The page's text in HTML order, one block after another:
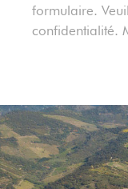
formulaire.
confidentialité.